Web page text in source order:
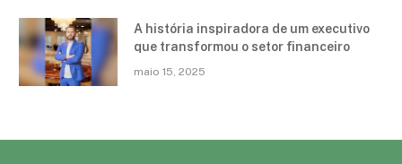
A história inspiradora de um executivo
que transformou o setor financeiro
maio 15, 2025